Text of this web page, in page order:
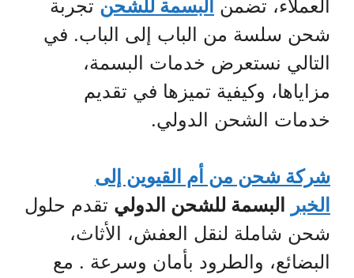
العملاء، تضمن البسمة للشحن تجربة
شحن سلسة من الباب إلى الباب. في
التالي نستعرض خدمات البسمة،
مزاياها، وكيفية تميزها في تقديم
خدمات الشحن الدولي.
شركة شحن من أم القيوين إلى
الخبر
البسمة للشحن الدولي تقدم حلول
شحن شاملة لنقل العفش، الأثاث،
البضائع، والطرود بأمان وسرعة . مع